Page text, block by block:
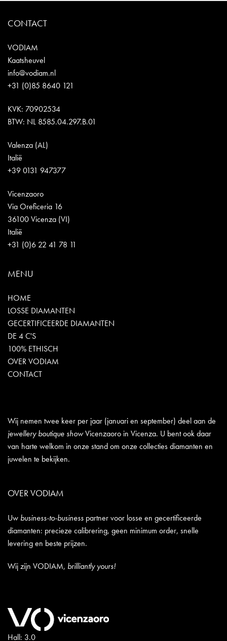
CONTACT
VODIAM
Kaatsheuvel
info@vodiam.nl
+31 (0)85 8640 121
KVK: 70902534
BTW: NL 8585.04.297.B.01
Valenza (AL)
Italië
+39 0131 947377
Vicenzaoro
Via Oreficeria 16
36100 Vicenza (VI)
Italië
+31 (0)6 22 41 78 11
MENU
HOME
LOSSE DIAMANTEN
GECERTIFICEERDE DIAMANTEN
DE 4 C'S
100% ETHISCH
OVER VODIAM
CONTACT
Wij nemen twee keer per jaar (januari en september) deel aan de
jewellery boutique showVicenzaoro in Vicenza. U bent ook daar
van harte welkom in onze stand om onze collecties diamanten en
juwelen te bekijken.
OVER VODIAM
Uw business-to-business partner voor losse en gecertificeerde
diamanten: precieze calibrering, geen minimum order, snelle
levering en beste prijzen.
Wij zijn VODIAM, brilliantly yours!
Hall: 3.0